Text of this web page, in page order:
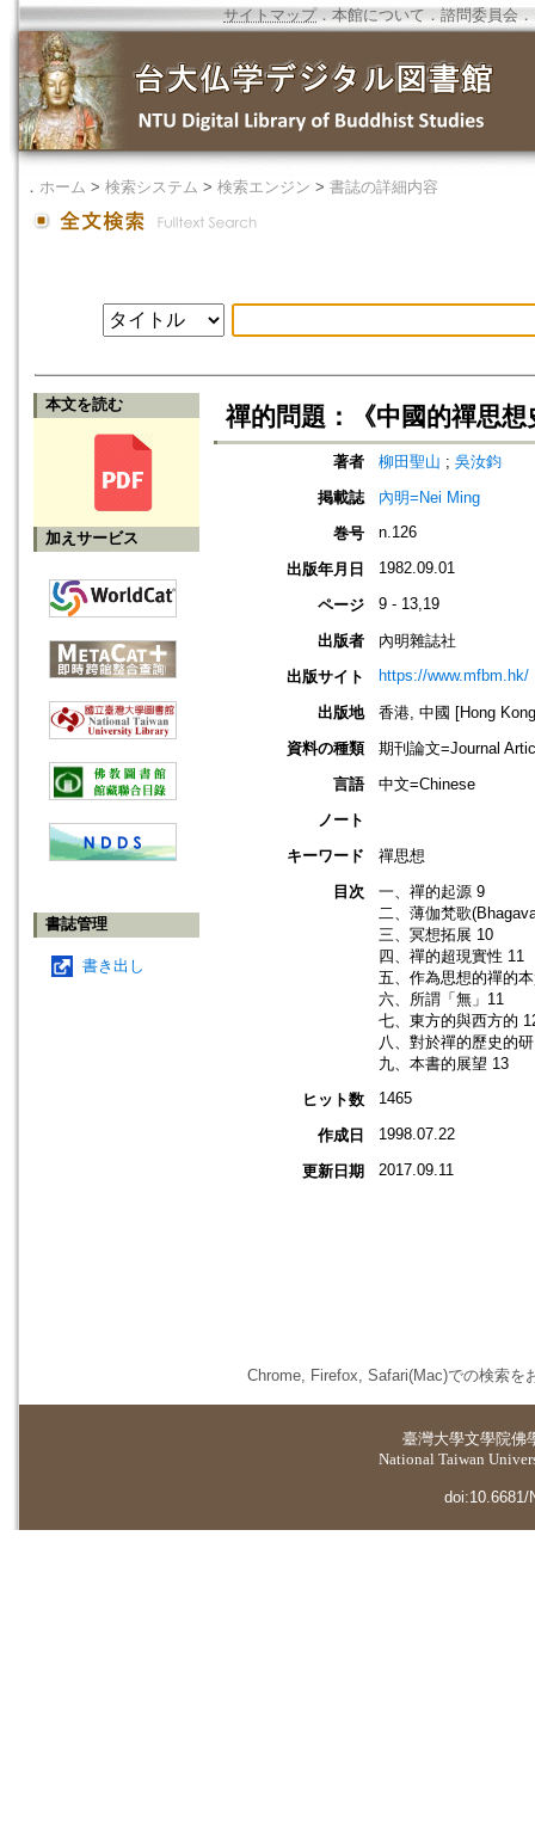
サイトマップ．本館について ． 諮問委員会 ．
． ホーム > 検索システム > 検索エンジン > 書誌の詳細内容
本文を読む
加えサービス
書誌管理
書き出し
禪的問題：《中國的禪思想
著者 柳田聖山 ; 吳汝鈞
掲載誌
內明=Nei Ming
巻号
n.126
出版年月日 1982.09.01
ページ 9 - 13,19
出版者
內明雜誌社
出版サイト
https://www.mfbm.hk/
出版地
香港, 中國 [Hong
資料の種類
期刊論文=Journal
言語
中文=Chinese
ノート
キーワード
禪思想
目次
一、禪的起源 9
二、薄伽梵歌
三、冥想拓展 10
四、禪的超現實性 11
五、作為思想的禪的
六、所謂「無」11
七、東方的與西方的
八、對於禪的歷史的
九、本書的展望 13
ヒット数
1465
作成日 1998.07.22
更新日期 2017.09.11
Chrome, Firefox, Safari(Mac)での検索を
臺灣大學文學院佛
National Taiwan
doi:10.6681/